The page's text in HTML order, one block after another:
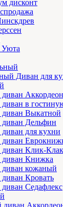
дисконт
Уюта
Диван для
Аккордеон
в
Выкатной
Дельфин
для кухни
Клик-Клак
Книжка
кожаный
Кровать
Седафлекс
диван